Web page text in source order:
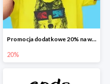
Promocja dodatkowe 20% na wszystko
20%